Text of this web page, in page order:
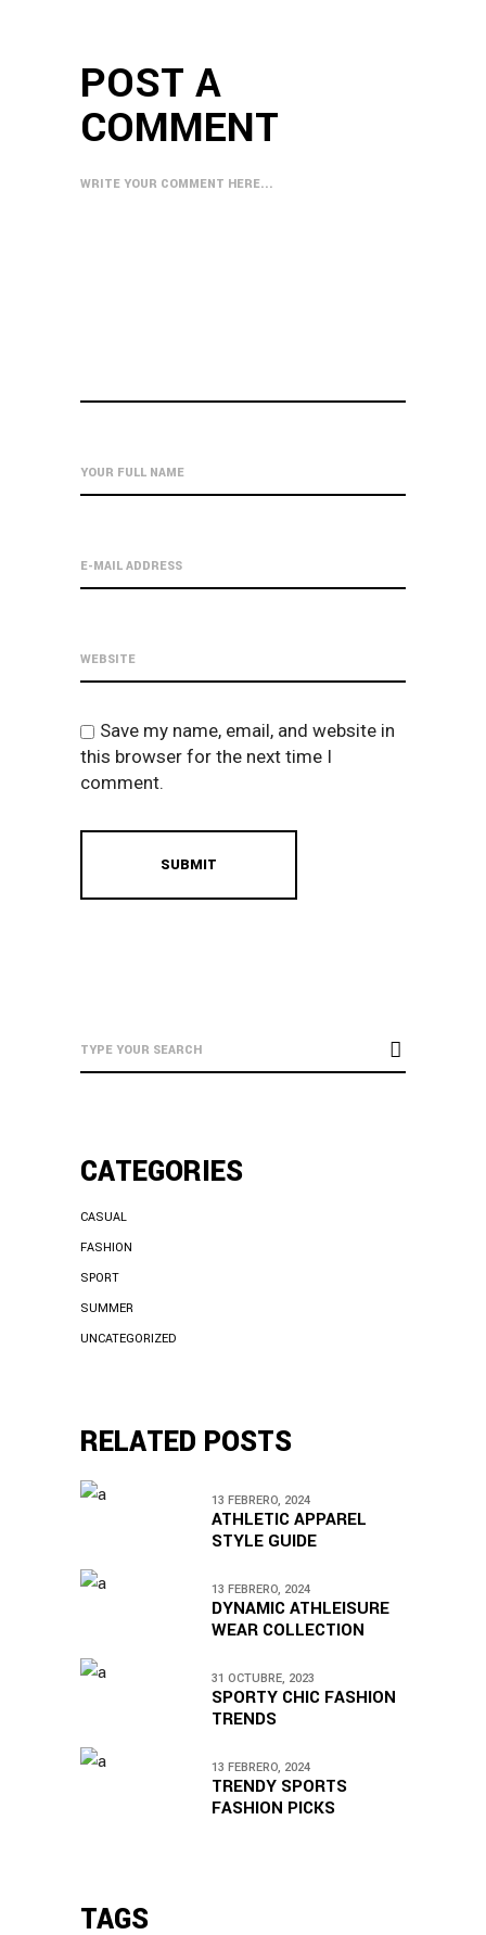
POST A
COMMENT
Save my name, email, and website in
this browser for the next time I
comment.
CATEGORIES
CASUAL
FASHION
SPORT
SUMMER
UNCATEGORIZED
RELATED POSTS
ATHLETIC APPAREL
STYLE GUIDE
13 FEBRERO, 2024
DYNAMIC ATHLEISURE
WEAR COLLECTION
13 FEBRERO, 2024
SPORTY CHIC FASHION
TRENDS
31 OCTUBRE, 2023
TRENDY SPORTS
FASHION PICKS
13 FEBRERO, 2024
TAGS